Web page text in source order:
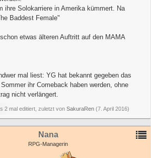
ihre Solokarriere in Amerika kümmert. Na
Baddest Female"
etwas älteren Auftritt auf den MAMA
mal liest: YG hat bekannt gegeben das
ihr Comeback haben werden, ohne
nicht verlängert.
2 mal editiert, zuletzt von SakuraRen (7. April 2016)
Nana
RPG-Managerin